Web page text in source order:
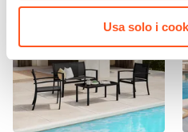
Usa solo i